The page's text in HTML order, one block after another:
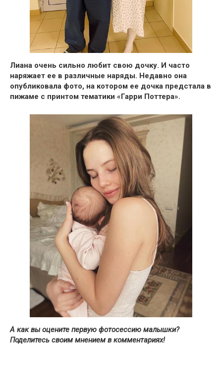
Лиана очень сильно любит свою дочку. И часто
наряжает ее в различные наряды. Недавно она
опубликовала фото, на котором ее дочка предстала в
пижаме с принтом тематики «Гарри Поттера».
А как вы оцените первую фотосессию малышки?
Поделитесь своим мнением в комментариях!